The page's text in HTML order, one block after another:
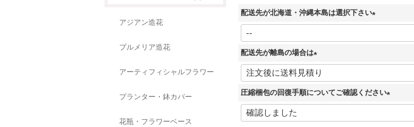
アジアン造花
プルメリア造花
アーティフィシャルフラワー
プランター・鉢カバー
花瓶・フラワーベース
配送先が北海道・沖縄本島は選択下さい
必
)
配送先が離島の場合は
必
須
)
圧縮梱包の回復手順についてご確認ください
必